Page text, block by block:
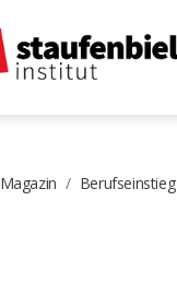
Magazin Berufseinstieg